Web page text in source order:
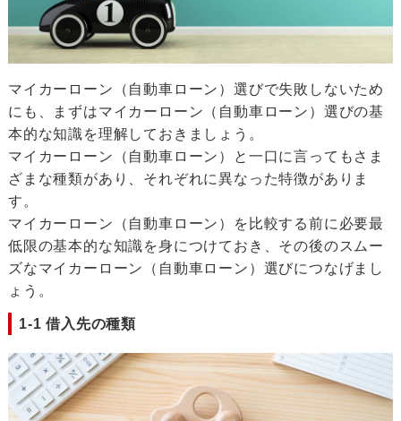
マイカーローン（自動車ローン）選びで失敗しないため
にも、まずはマイカーローン（自動車ローン）選びの基
本的な知識を理解しておきましょう。
マイカーローン（自動車ローン）と一口に言ってもさま
ざまな種類があり、それぞれに異なった特徴がありま
す。
マイカーローン（自動車ローン）を比較する前に必要最
低限の基本的な知識を身につけておき、その後のスムー
ズなマイカーローン（自動車ローン）選びにつなげまし
ょう。
1-1 借入先の種類